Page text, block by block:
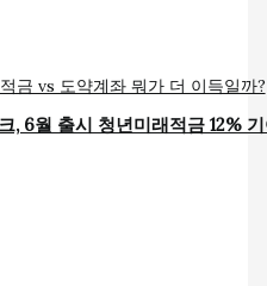
, 6월 출시 청년미래적금 12%